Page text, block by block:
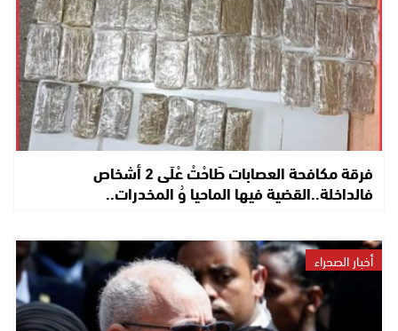
فرقة مكافحة العصابات طَاحْتْ عْلَى 2 أشخاص
فالداخلة..القضية فيها الماحيا وُ المخدرات..
أخبار الصحراء